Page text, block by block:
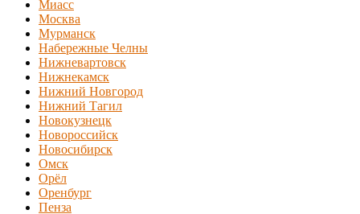
Миасс
Москва
Мурманск
Набережные Челны
Нижневартовск
Нижнекамск
Нижний Новгород
Нижний Тагил
Новокузнецк
Новороссийск
Новосибирск
Омск
Орёл
Оренбург
Пенза